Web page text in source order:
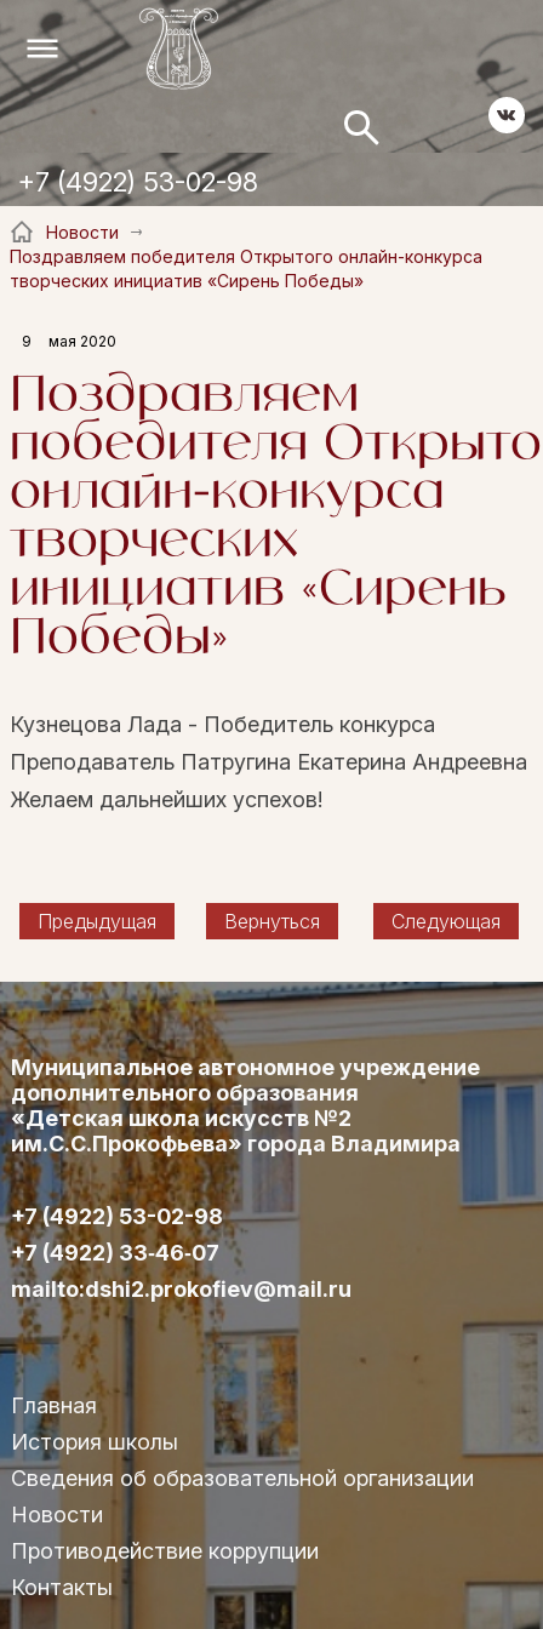
+7 (4922) 53-02-98
Новости
Поздравляем победителя Открытого онлайн-конкурса
творческих инициатив «Сирень Победы»
9 мая 2020
Поздравляем
победителя
онлайн-конкурса
творческих
инициатив «Сирень
Победы»
Кузнецова Лада - Победитель конкурса
Преподаватель Патругина Екатерина Андреевна
Желаем дальнейших успехов!
Предыдущая Вернуться Следующая
Муниципальное автономное учреждение
дополнительного образования
«Детская школа искусств №2
им.С.С.Прокофьева» города Владимира
+7 (4922) 53-02-98
+7 (4922) 33‑46‑07
mailto:dshi2.prokofiev@mail.ru
Главная
История школы
Сведения об образовательной организации
Новости
Противодействие коррупции
Контакты